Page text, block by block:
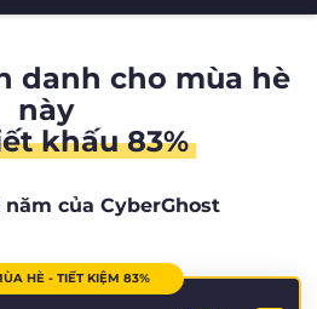
đổi
danh cho mùa hè
này
khấu 83%
của CyberGhost
HÈ - TIẾT KIỆM 83%